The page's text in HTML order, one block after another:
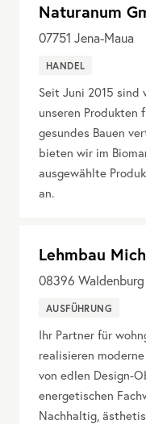
Naturanum
07751 Jena-Maua
HANDEL
Seit Juni 2015 sind
unseren Produkten
gesundes Bauen
bieten wir im
ausgewählte
an.
Lehmbau
08396 Waldenburg
AUSFÜHRUNG
Ihr Partner für
realisieren
von edlen Design-
energetischen
Nachhaltig,